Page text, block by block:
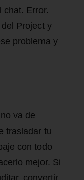
chat. Error.
Project y
problema y
va de
trasladar tu
con todo
mejor. Si